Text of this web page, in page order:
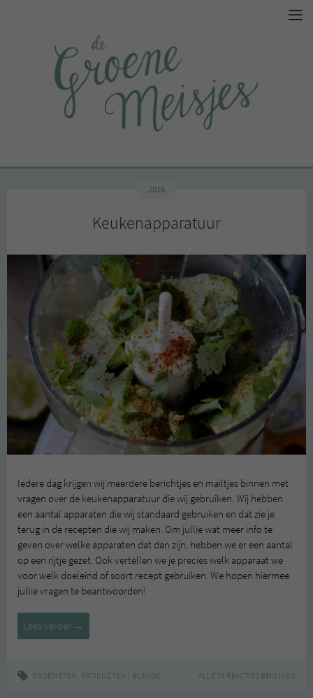
2015
Keukenapparatuur
Iedere dag krijgen wij meerdere berichtjes en mailtjes binnen met
vragen over de keukenapparatuur die wij gebruiken. Wij hebben
een aantal apparaten die wij standaard gebruiken en dat zie je
terug in de recepten die wij maken. Om jullie wat meer info te
geven over welke apparaten dat dan zijn, hebben we er een aantal
op een rijtje gezet. Ook vertellen we je precies welk apparaat we
voor welk doeleind of soort recept gebruiken. We hopen hiermee
jullie vragen te beantwoorden!
Lees verder Keukenapparatuur
→
GROEN ETEN, PRODUCTEN BLENDER , FOODPROCESSOR,KEUKENAPPARATUUR
ALLE 76 REACTIES BEKIJKEN